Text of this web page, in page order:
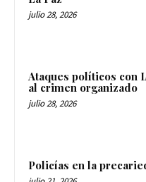
julio 28, 2026
Ataques políticos con
al crimen organizado
julio 28, 2026
Policías en la